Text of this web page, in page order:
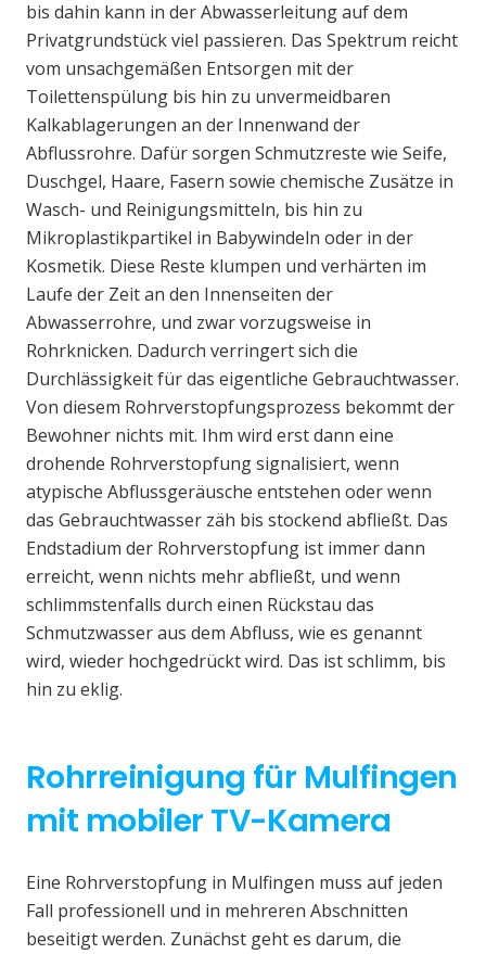
bis dahin kann in der Abwasserleitung auf dem
Privatgrundstück viel passieren. Das Spektrum reicht
vom unsachgemäßen Entsorgen mit der
Toilettenspülung bis hin zu unvermeidbaren
Kalkablagerungen an der Innenwand der
Abflussrohre. Dafür sorgen Schmutzreste wie Seife,
Duschgel, Haare, Fasern sowie chemische Zusätze in
Wasch- und Reinigungsmitteln, bis hin zu
Mikroplastikpartikel in Babywindeln oder in der
Kosmetik. Diese Reste klumpen und verhärten im
Laufe der Zeit an den Innenseiten der
Abwasserrohre, und zwar vorzugsweise in
Rohrknicken. Dadurch verringert sich die
Durchlässigkeit für das eigentliche Gebrauchtwasser.
Von diesem Rohrverstopfungsprozess bekommt der
Bewohner nichts mit. Ihm wird erst dann eine
drohende Rohrverstopfung signalisiert, wenn
atypische Abflussgeräusche entstehen oder wenn
das Gebrauchtwasser zäh bis stockend abfließt. Das
Endstadium der Rohrverstopfung ist immer dann
erreicht, wenn nichts mehr abfließt, und wenn
schlimmstenfalls durch einen Rückstau das
Schmutzwasser aus dem Abfluss, wie es genannt
wird, wieder hochgedrückt wird. Das ist schlimm, bis
hin zu eklig.
Rohrreinigung für Mulfingen
mit mobiler TV-Kamera
Eine Rohrverstopfung in Mulfingen muss auf jeden
Fall professionell und in mehreren Abschnitten
beseitigt werden. Zunächst geht es darum, die